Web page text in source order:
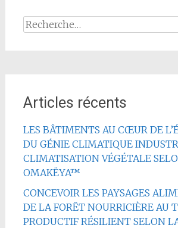
Rechercher :
Articles récents
LES BÂTIMENTS AU CŒUR DE
DU GÉNIE CLIMATIQUE
CLIMATISATION VÉGÉTALE
OMAKËYA™
CONCEVOIR LES PAYSAGES
DE LA FORÊT NOURRICIÈRE AU
PRODUCTIF RÉSILIENT SELON